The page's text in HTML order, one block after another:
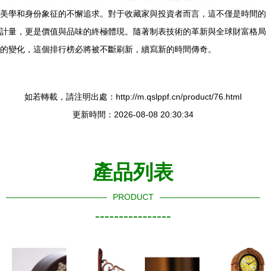
美學和身份象征的不懈追求。對于收藏家與投資者而言，這不僅是時間的
計量，更是價值與品味的終極體現。隨著制表技術的革新與全球財富格局
的變化，這個排行榜必將被不斷刷新，續寫新的時間傳奇。
如若轉載，請注明出處：http://m.qslppf.cn/product/76.html
更新時間：2026-08-08 20:30:34
產品列表
PRODUCT
----------------